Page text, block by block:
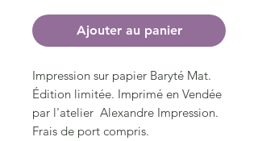
Ajouter au panier
Impression sur papier Baryté Mat.
Édition limitée. Imprimé en Vendée
par l'atelier Alexandre Impression.
Frais de port compris.